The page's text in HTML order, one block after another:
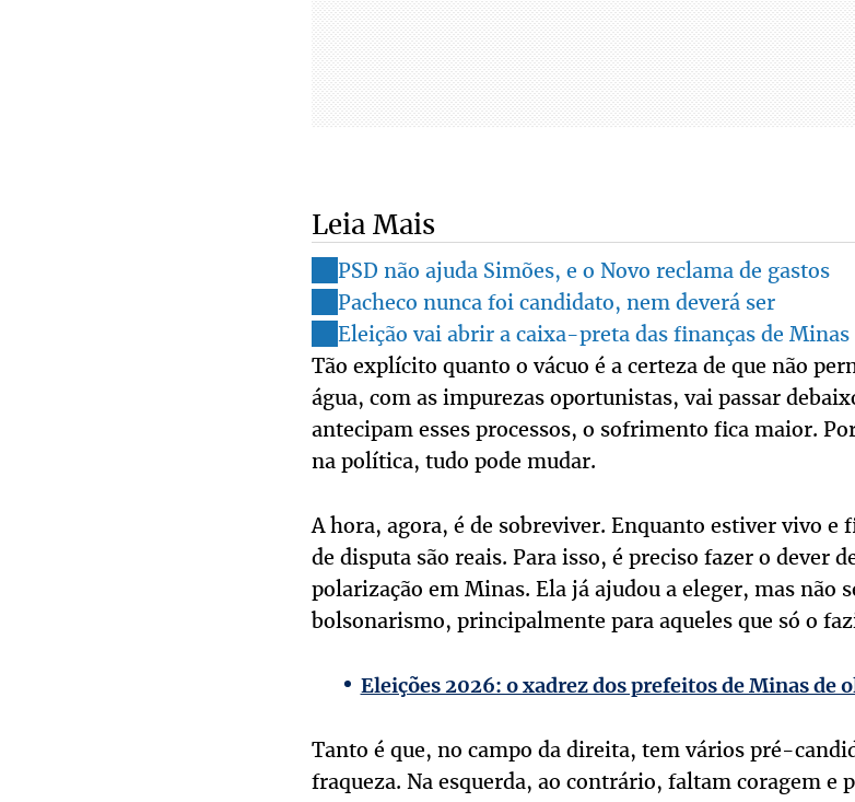
Leia Mais
PSD não ajuda Simões, e o Novo reclama de gastos
Pacheco nunca foi candidato, nem deverá ser
Eleição vai abrir a caixa-preta das finanças de Minas
Tão explícito quanto o vácuo é a certeza de que não
água, com as impurezas oportunistas, vai passar
antecipam esses processos, o sofrimento fica maior.
na política, tudo pode mudar.
A hora, agora, é de sobreviver. Enquanto estiver vivo e
de disputa são reais. Para isso, é preciso fazer o dever
polarização em Minas. Ela já ajudou a eleger, mas não
bolsonarismo, principalmente para aqueles que só o
Eleições 2026: o xadrez dos prefeitos de Minas de
Tanto é que, no campo da direita, tem vários pré-
fraqueza. Na esquerda, ao contrário, faltam coragem e